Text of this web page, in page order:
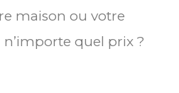
maison ou votre
quel prix ?